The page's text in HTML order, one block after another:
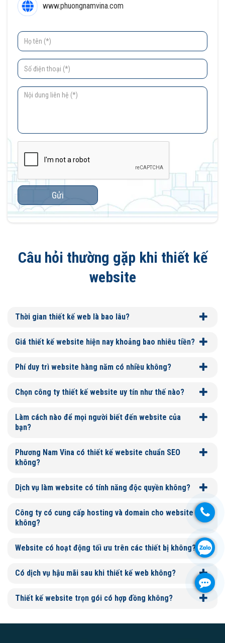
www.phuongnamvina.com
Gửi
Câu hỏi thường gặp khi thiết kế
website
Thời gian thiết kế web là bao lâu?
Giá thiết kế website hiện nay khoảng bao nhiêu tiền?
Phí duy trì website hàng năm có nhiều không?
Chọn công ty thiết kế website uy tín như thế nào?
Làm cách nào để mọi người biết đến website của
bạn?
Phương Nam Vina có thiết kế website chuẩn SEO
không?
Dịch vụ làm website có tính năng độc quyền không?
Công ty có cung cấp hosting và domain cho website
không?
Website có hoạt động tối ưu trên các thiết bị không?
Có dịch vụ hậu mãi sau khi thiết kế web không?
Thiết kế website trọn gói có hợp đồng không?